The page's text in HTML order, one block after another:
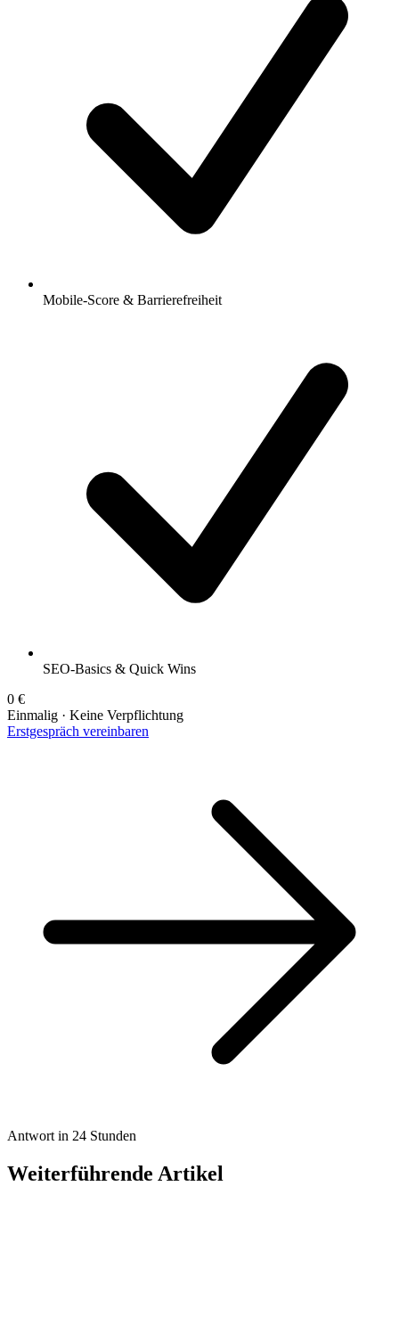
Mobile-Score & Barrierefreiheit
SEO-Basics & Quick Wins
0 €
Einmalig · Keine Verpflichtung
Erstgespräch vereinbaren
Antwort in 24 Stunden
Weiterführende Artikel